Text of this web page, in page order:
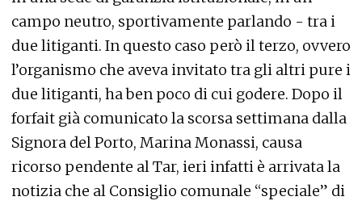
campo neutro, sportivamente parlando - tra i
due litiganti. In questo caso però il terzo, ovvero
l’organismo che aveva invitato tra gli altri pure i
due litiganti, ha ben poco di cui godere. Dopo il
forfait già comunicato la scorsa settimana dalla
Signora del Porto, Marina Monassi, causa
ricorso pendente al Tar, ieri infatti è arrivata la
notizia che al Consiglio comunale “speciale” di